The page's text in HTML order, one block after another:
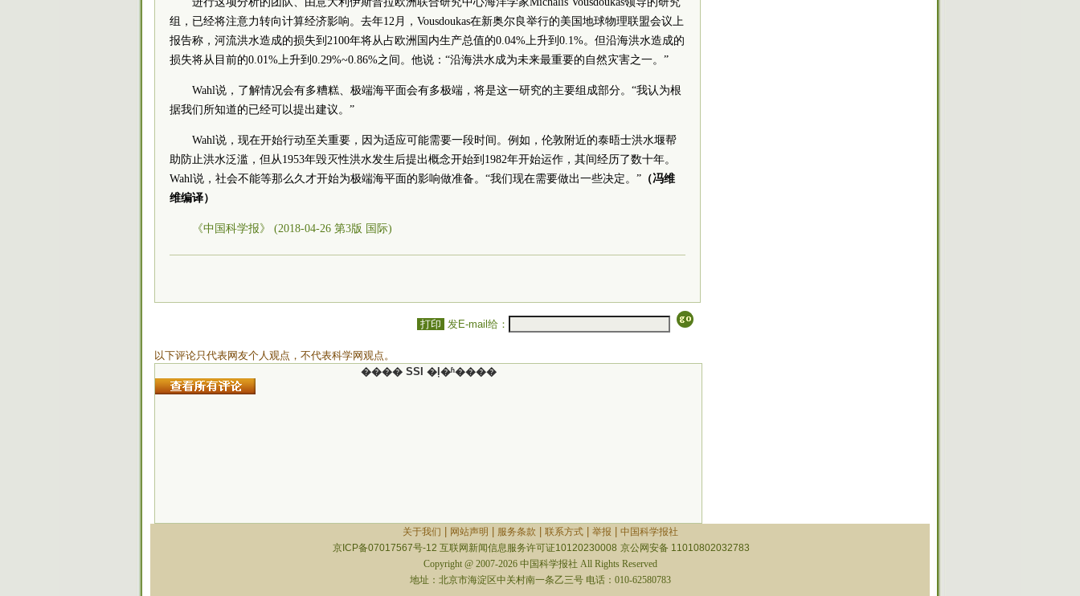
组，已经将注意力转向计算经济影响。去年12月，Vousdoukas在新奥尔良举行的美国地球物理联盟会议上
报告称，河流洪水造成的损失到2100年将从占欧洲国内生产总值的0.04%上升到0.1%。但沿海洪水造成的
损失将从目前的0.01%上升到0.29%~0.86%之间。他说：“沿海洪水成为未来最重要的自然灾害之一。”
Wahl说，了解情况会有多糟糕、极端海平面会有多极端，将是这一研究的主要组成部分。“我认为根
据我们所知道的已经可以提出建议。”
Wahl说，现在开始行动至关重要，因为适应可能需要一段时间。例如，伦敦附近的泰晤士洪水堰帮
助防止洪水泛滥，但从1953年毁灭性洪水发生后提出概念开始到1982年开始运作，其间经历了数十年。
Wahl说，社会不能等那么久才开始为极端海平面的影响做准备。“我们现在需要做出一些决定。” （冯维
维编译）
《中国科学报》 (2018-04-26 第3版 国际)
打印 发E-mail给：
以下评论只代表网友个人观点，不代表科学网观点。
���� SSI �ļ�ʱ����
关于我们 网站声明 服务条款 联系方式| 举报
中国科学报社
京ICP备07017567号-12 互联网新闻信息服务许可证10120230008 京公网安备 11010802032783
Copyright @ 2007-2026 中国科学报社 All Rights Reserved
地址：北京市海淀区中关村南一条乙三号 电话：010-62580783